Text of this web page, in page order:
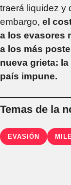
traerá liquidez y
embargo, el
a los evasores
a los más
nueva grieta: la
país impune.
Temas de la
EVASIÓN MILEI